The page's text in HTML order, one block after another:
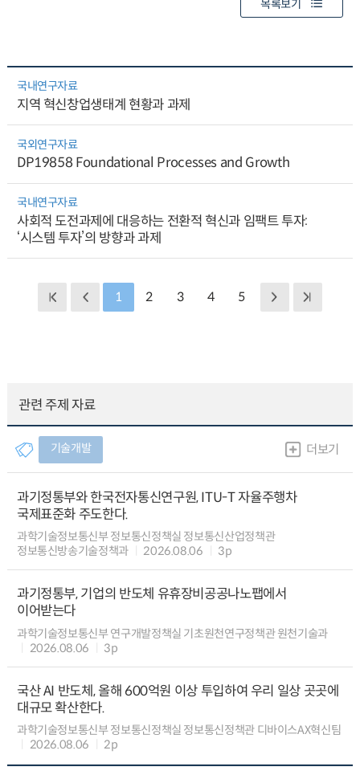
목록보기
국내연구자료
지역 혁신창업생태계 현황과 과제
국외연구자료
DP19858 Foundational Processes and Growth
국내연구자료
사회적 도전과제에 대응하는 전환적 혁신과 임팩트 투자:
‘시스템 투자’의 방향과 과제
1 2 3 4 5
관련 주제 자료
기술개발 더보기
과기정통부와 한국전자통신연구원, ITU-T 자율주행차
국제표준화 주도한다.
과학기술정보통신부 정보통신정책실 정보통신산업정책관
정보통신방송기술정책과
2026.08.06 3p
과기정통부, 기업의 반도체 유휴장비공공나노팹에서
이어받는다
과학기술정보통신부 연구개발정책실 기초원천연구정책관 원천기술과
2026.08.06
3p
국산 AI 반도체, 올해 600억원 이상 투입하여 우리 일상 곳곳에
대규모 확산한다.
과학기술정보통신부 정보통신정책실 정보통신정책관 디바이스AX혁신팀
2026.08.06
2p